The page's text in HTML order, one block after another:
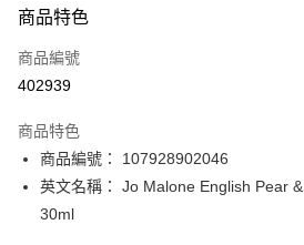
信用卡
Apple Pay
PayMe
WeChat Pay
商品特色
商品編號
402939
商品特色
商品編號： 107928902046
英文名稱： Jo Malone English Pear
30ml